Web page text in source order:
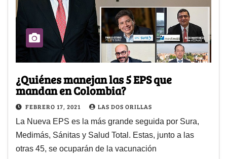
¿Quiénes manejan las 5 EPS que
mandan en Colombia?
FEBRERO 17, 2021 LAS DOS ORILLAS
La Nueva EPS es la más grande seguida por Sura,
Medimás, Sánitas y Salud Total. Estas, junto a las
otras 45, se ocuparán de la vacunación